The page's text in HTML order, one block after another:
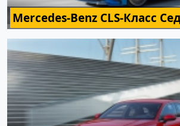
Mercedes-Benz CLS-Класс